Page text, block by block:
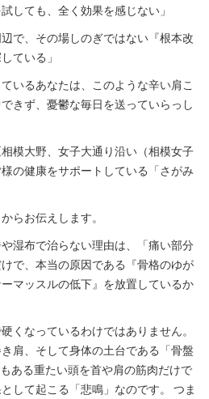
しても、全く効果を感じない」
で、その場しのぎではない『根本改
ている」
いるあなたは、このような辛い肩こ
きず、憂鬱な毎日を送っていらっし
模大野、女子大通り沿い（相模女子
の健康をサポートしている「さがみ
らお伝えします。
湿布で治らない理由は、「痛い部分
で、本当の原因である『骨格のゆが
マッスルの低下』を放置しているか
くなっているわけではありません。
肩、そして身体の土台である「骨盤
ある重たい頭を首や肩の筋肉だけで
して起こる「悲鳴」なのです。 つま